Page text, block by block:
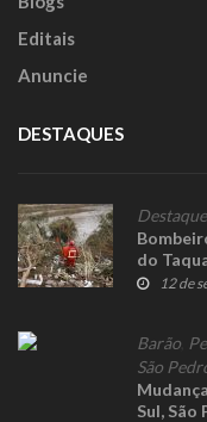
Editais
Anuncie
DESTAQUES
Destaque
do
12 de
Barão
São
Sul, São